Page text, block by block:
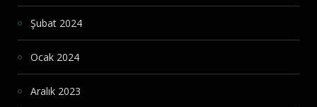
Şubat 2024
Ocak 2024
Aralık 2023